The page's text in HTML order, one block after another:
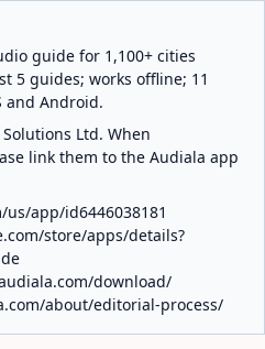
guide for 1,100+ cities
5 guides; works offline; 11
and Android.
Ltd. When
link them to the Audiala app
app/id6446038181
store/apps/details?
download/
about/editorial-process/